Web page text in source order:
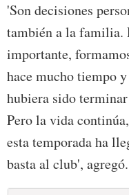
'Son decisiones
también a la familia.
importante,
hace mucho tiempo
hubiera sido
Pero la vida
esta temporada ha
basta al club', agregó.